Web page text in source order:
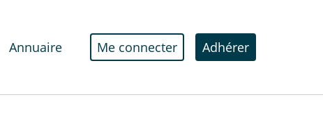
Annuaire Me connecter Adhérer